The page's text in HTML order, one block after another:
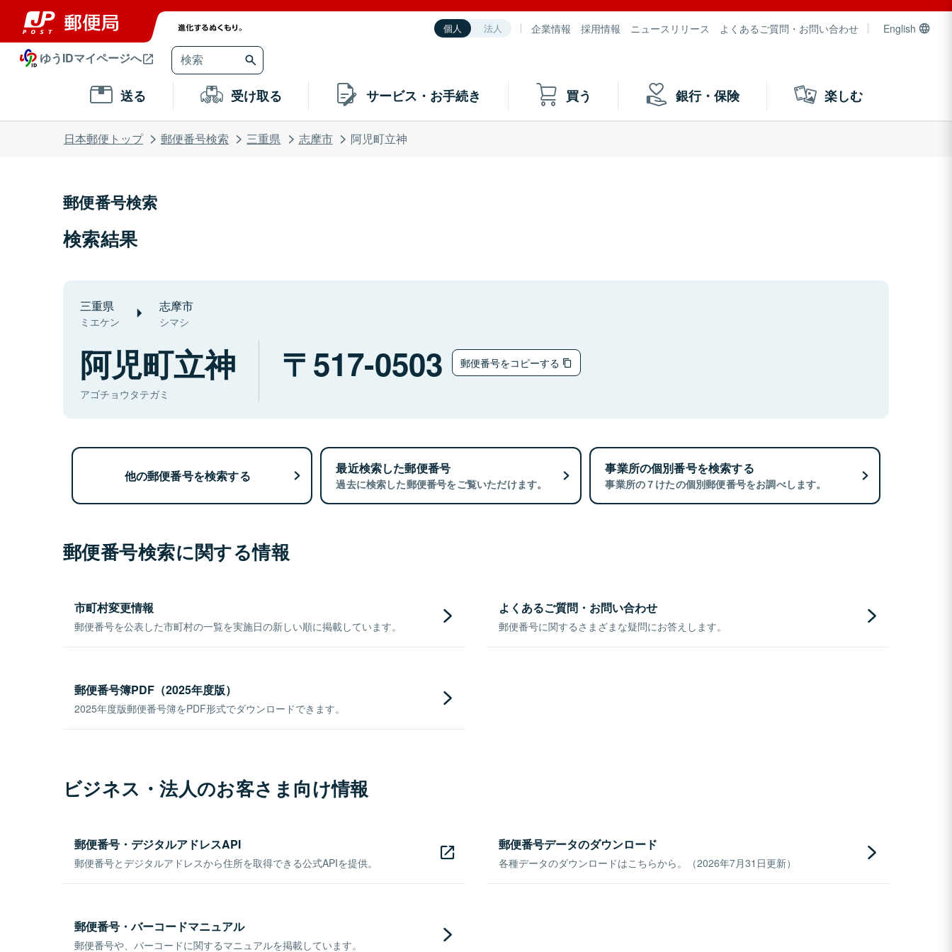
個人 法人 企業情報 採用情報 ニュースリリース よくあるご質問・お問い合わせ English
ゆうIDマイページへ
送る 受け取る サービス・お手続き 買う 銀行・保険 楽しむ
日本郵便トップ 郵便番号検索 三重県 志摩市 阿児町立神
郵便番号検索
検索結果
三重県
ミエケン
志摩市
シマシ
阿児町立神
アゴチョウタテガミ
517-0503 郵便番号をコピーする
他の郵便番号を検索する 最近検索した郵便番号
過去に検索した郵便番号をご覧いただけます。
事業所の個別番号を検索する
事業所の７けたの個別郵便番号をお調べします。
郵便番号検索に関する情報
市町村変更情報
郵便番号を公表した市町村の一覧を実施日の新しい順に掲載しています。
よくあるご質問・お問い合わせ
郵便番号に関するさまざまな疑問にお答えします。
郵便番号簿PDF（2025年度版）
2025年度版郵便番号簿をPDF形式でダウンロードできます。
ビジネス・法人のお客さま向け情報
郵便番号・デジタルアドレスAPI
郵便番号とデジタルアドレスから住所を取得できる公式APIを提供。
郵便番号データのダウンロード
各種データのダウンロードはこちらから。（2026年7月31日更新）
郵便番号・バーコードマニュアル
郵便番号や、バーコードに関するマニュアルを掲載しています。